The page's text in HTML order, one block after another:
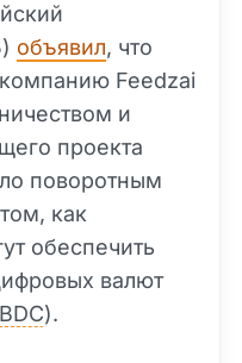
объявил, что
Feedzai
и
проекта
поворотным
как
обеспечить
валют
).